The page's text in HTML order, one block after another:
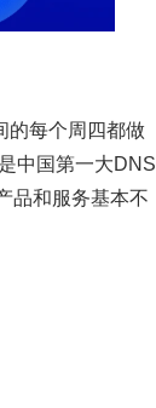
的每个周四都做
是中国第一大DNS
品和服务基本不